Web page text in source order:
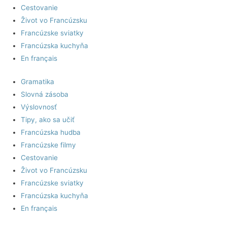
Cestovanie
Život vo Francúzsku
Francúzske sviatky
Francúzska kuchyňa
En français
Gramatika
Slovná zásoba
Výslovnosť
Tipy, ako sa učiť
Francúzska hudba
Francúzske filmy
Cestovanie
Život vo Francúzsku
Francúzske sviatky
Francúzska kuchyňa
En français